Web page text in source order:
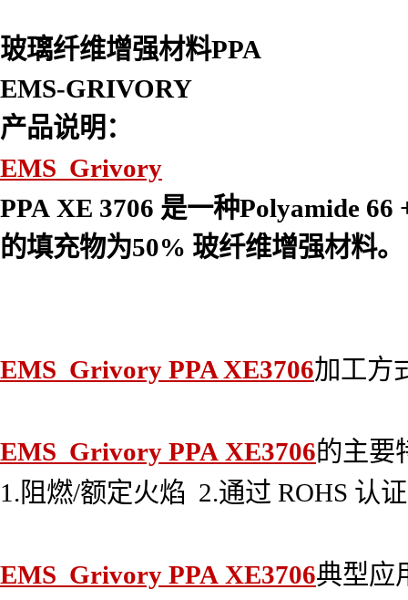
玻璃纤维增强材料PPA
EMS-GRIVORY
产品说明：
EMS Grivory
PPA XE 3706 是一种Polyamide
的填充物为50% 玻纤维增强材料。
EMS Grivory PPA XE3706加工方
EMS Grivory PPA XE3706的主要
1.阻燃/额定火焰 2.通过 ROHS 认
EMS Grivory PPA XE3706典型应